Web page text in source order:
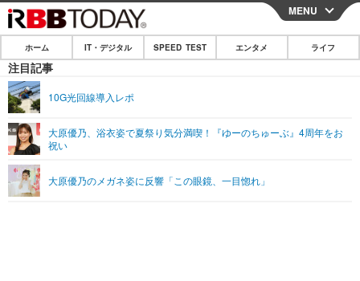
CLOSE
ホーム
IT・デジタル
ショッピング その他
SPEED TEST
エンタメ
エンタメTOP 映画・ドラマ
ライフ
MENU
ホーム IT・デジタル SPEED TEST エンタメ ライフ
注目記事
10G光回線導入レポ
大原優乃、浴衣姿で夏祭り気分満喫！『ゆーのちゅーぶ』4周年をお
祝い
大原優乃のメガネ姿に反響「この眼鏡、一目惚れ」